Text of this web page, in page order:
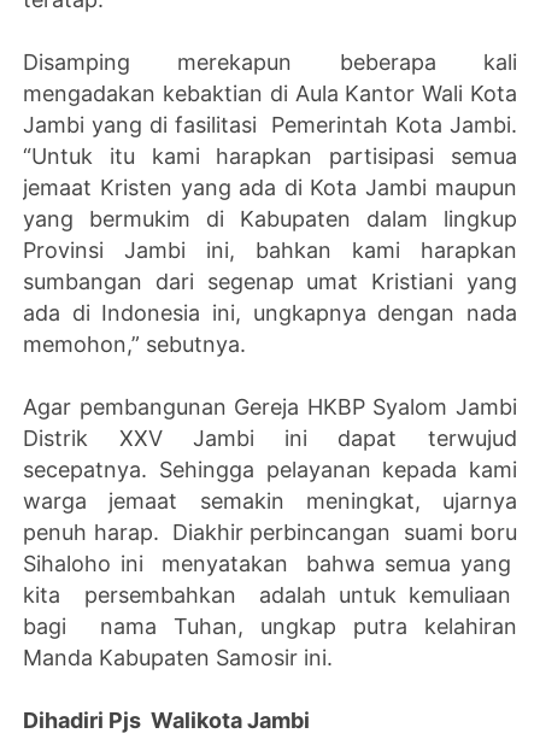
Disamping merekapun beberapa kali
mengadakan kebaktian di Aula Kantor Wali Kota
Jambi yang di fasilitasi Pemerintah Kota Jambi.
“Untuk itu kami harapkan partisipasi semua
jemaat Kristen yang ada di Kota Jambi maupun
yang bermukim di Kabupaten dalam lingkup
Provinsi Jambi ini, bahkan kami harapkan
sumbangan dari segenap umat Kristiani yang
ada di Indonesia ini, ungkapnya dengan nada
memohon,” sebutnya.
Agar pembangunan Gereja HKBP Syalom Jambi
Distrik XXV Jambi ini dapat terwujud
secepatnya. Sehingga pelayanan kepada kami
warga jemaat semakin meningkat, ujarnya
penuh harap. Diakhir perbincangan suami boru
Sihaloho ini menyatakan bahwa semua yang
kita persembahkan adalah untuk kemuliaan
bagi nama Tuhan, ungkap putra kelahiran
Manda Kabupaten Samosir ini.
Dihadiri Pjs Walikota Jambi